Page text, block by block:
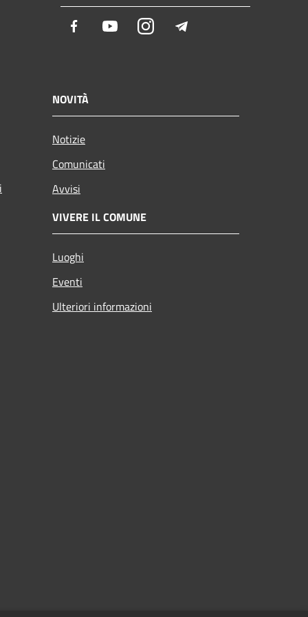
Facebook YoutubeInstagram
NOVITÀ
Notizie
Comunicati
Avvisi
VIVERE IL COMUNE
Luoghi
Eventi
Ulteriori informazioni